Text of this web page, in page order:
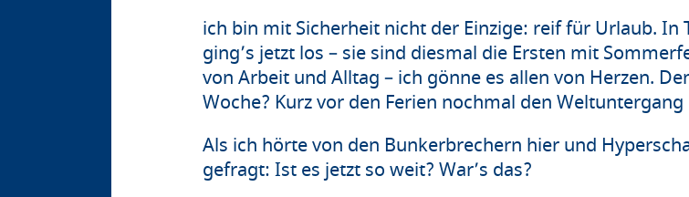
ich bin mit Sicherheit nicht der Einzige: reif für Urlaub. In
ging’s jetzt los – sie sind diesmal die Ersten mit
von Arbeit und Alltag – ich gönne es allen von Herzen.
Woche? Kurz vor den Ferien nochmal den
Als ich hörte von den Bunkerbrechern hier und
gefragt: Ist es jetzt so weit? War’s das?